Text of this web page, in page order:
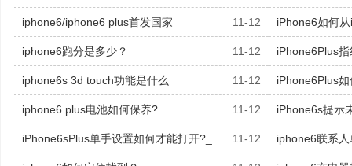
iphone6/iphone6 plus首发国家 11-12 iPhone6如何
iphone6跑分是多少？ 11-12 iPhone6Plus
iphone6s 3d touch功能是什么 11-12 iPhone6Plus
iphone6 plus电池如何保养? 11-12 iPhone6s提示
iPhone6sPlus单手设置如何才能打开?_ 11-12 iphone6联系